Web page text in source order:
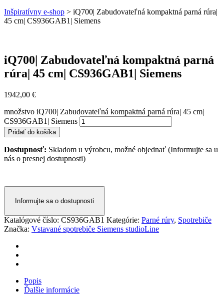
Inšpiratívny e-shop > iQ700| Zabudovateľná kompaktná parná rúra|
45 cm| CS936GAB1| Siemens
iQ700| Zabudovateľná kompaktná parná
rúra| 45 cm| CS936GAB1| Siemens
1942,00 €
množstvo iQ700| Zabudovateľná kompaktná parná rúra| 45 cm|
CS936GAB1| Siemens
Pridať do košíka
Dostupnosť: Skladom u výrobcu, možné objednať (Informujte sa u
nás o presnej dostupnosti)
Informujte sa o dostupnosti
Katalógové číslo: CS936GAB1 Kategórie: Parné rúry, Spotrebiče
Značka: Vstavané spotrebiče Siemens studioLine
Popis
Ďalšie informácie